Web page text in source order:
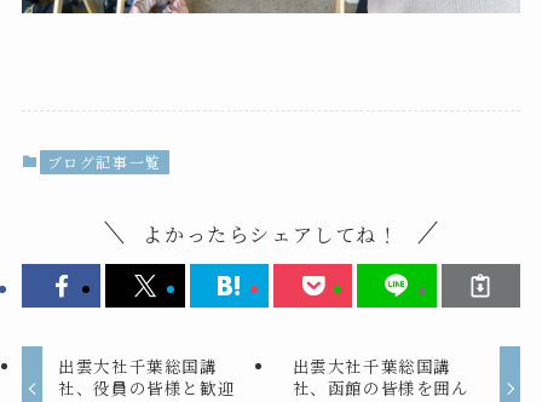
ブログ記事一覧
よかったらシェアしてね！
出雲大社千葉総国講
社、役員の皆様と歓迎
出雲大社千葉総国講
社、函館の皆様を囲ん